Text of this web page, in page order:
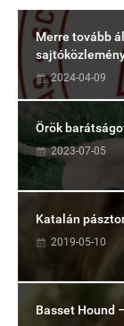
Merre tovább
2024-04-09
Örök
2023-07-05
Katalán
2019-05-10
Basset Hound